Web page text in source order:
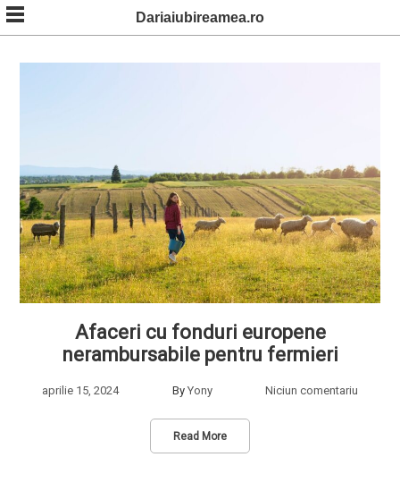
Skip
to
content
Dariaiubireamea.ro
Afaceri cu fonduri europene
nerambursabile pentru fermieri
aprilie 15, 2024 By Yony Niciun comentariu
Read More